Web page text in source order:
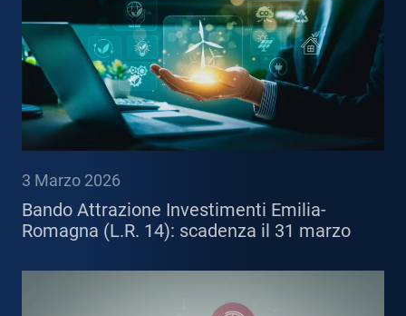
3 Marzo 2026
Bando Attrazione Investimenti Emilia-
Romagna (L.R. 14): scadenza il 31 marzo